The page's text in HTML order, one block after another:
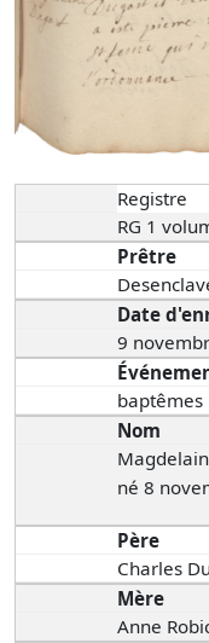
Registre
RG 1
Prêtre
Date
9
baptêmes
Nom
né 8
Père
Charles
Mère
Anne